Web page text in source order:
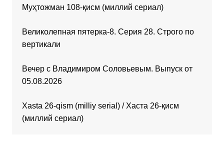
Муҳтожман 108-қисм (миллий сериал)
Великолепная пятерка-8. Серия 28. Строго по
вертикали
Вечер с Владимиром Соловьевым. Выпуск от
05.08.2026
Xasta 26-qism (milliy serial) / Хаста 26-қисм
(миллий сериал)